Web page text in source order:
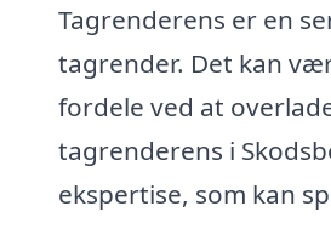
Tagrenderens er en
tagrender. Det kan
fordele ved at
tagrenderens i
ekspertise, som kan